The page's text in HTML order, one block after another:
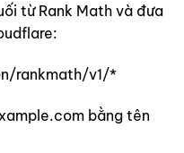
từ Rank Math và đưa
rankmath/v1/*
bằng tên